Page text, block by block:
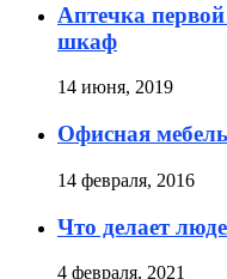
Аптечка
шкаф
14 июня, 2019
Офисная
14 февраля, 2016
Что делает
4 февраля, 2021